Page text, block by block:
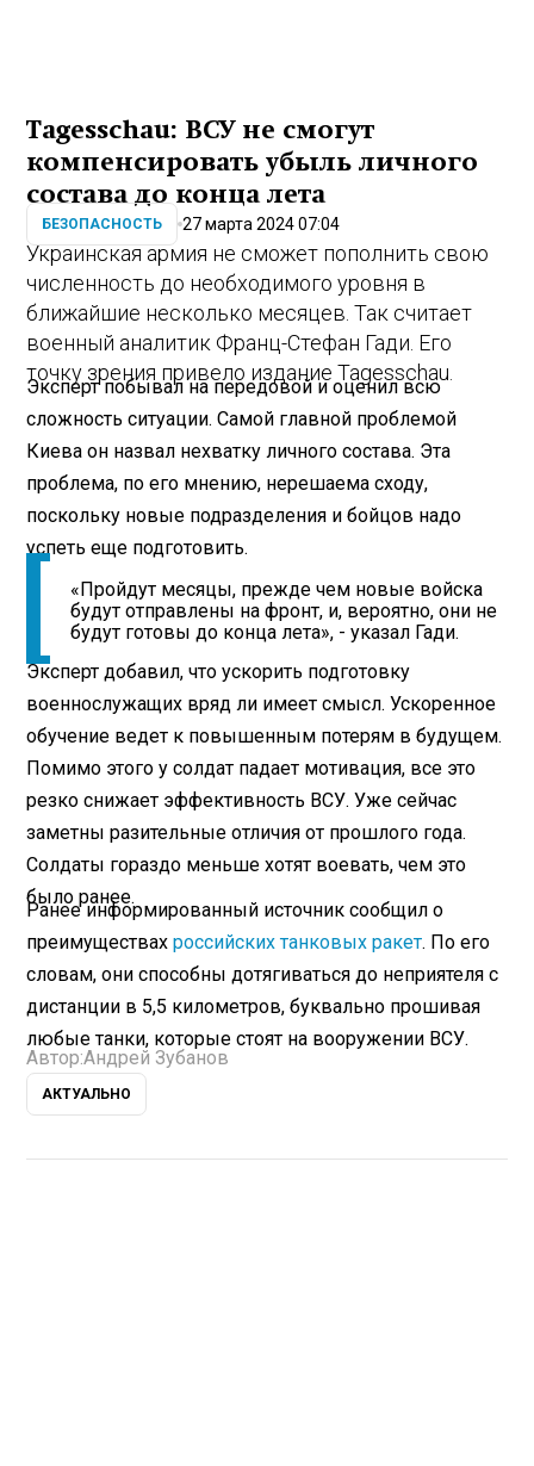
Tagesschau: ВСУ не смогут
компенсировать убыль личного
состава до конца лета
БЕЗОПАСНОСТЬ 27 марта 2024 07:04
Украинская армия не сможет пополнить свою
численность до необходимого уровня в
ближайшие несколько месяцев. Так считает
военный аналитик Франц-Стефан Гади. Его
точку зрения привело издание Tagesschau.
Эксперт побывал на передовой и оценил всю
сложность ситуации. Самой главной проблемой
Киева он назвал нехватку личного состава. Эта
проблема, по его мнению, нерешаема сходу,
поскольку новые подразделения и бойцов надо
успеть еще подготовить.
«Пройдут месяцы, прежде чем новые войска
будут отправлены на фронт, и, вероятно, они не
будут готовы до конца лета», - указал Гади.
Эксперт добавил, что ускорить подготовку
военнослужащих вряд ли имеет смысл. Ускоренное
обучение ведет к повышенным потерям в будущем.
Помимо этого у солдат падает мотивация, все это
резко снижает эффективность ВСУ. Уже сейчас
заметны разительные отличия от прошлого года.
Солдаты гораздо меньше хотят воевать, чем это
было ранее.
Ранее информированный источник сообщил о
преимуществахроссийских танковых ракет. По его
словам, они способны дотягиваться до неприятеля с
дистанции в 5,5 километров, буквально прошивая
любые танки, которые стоят на вооружении ВСУ.
Автор:Андрей Зубанов
АКТУАЛЬНО